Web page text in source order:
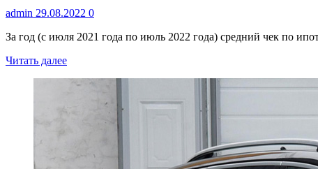
admin 29.08.2022 0
За год (с июля 2021 года по июль 2022 года) средний чек по
Читать далее